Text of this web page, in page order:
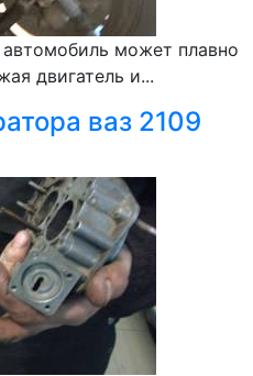
может плавно
двигатель и...
ваз 2109